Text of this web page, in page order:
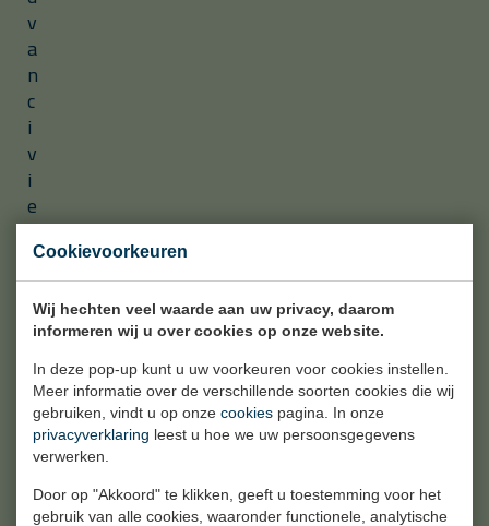
v
a
n
c
i
v
i
e
l
e
e
n
n
d
u
s
t
r
Cookievoorkeuren
Wij hechten veel waarde aan uw privacy, daarom
informeren wij u over cookies op onze website.
In deze pop-up kunt u uw voorkeuren voor cookies instellen.
Meer informatie over de verschillende soorten cookies die wij
gebruiken, vindt u op onze cookies pagina. In onze
privacyverklaring leest u hoe we uw persoonsgegevens
verwerken.
Door op "Akkoord" te klikken, geeft u toestemming voor het
gebruik van alle cookies, waaronder functionele, analytische